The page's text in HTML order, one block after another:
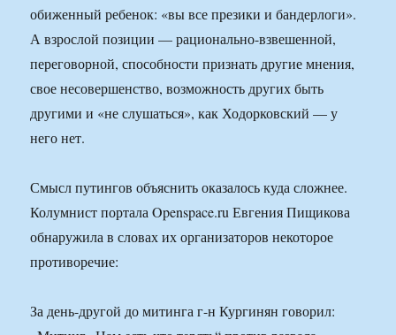
обиженный ребенок: «вы все презики и бандерлоги».
А взрослой позиции — рационально-взвешенной,
переговорной, способности признать другие мнения,
свое несовершенство, возможность других быть
другими и «не слушаться», как Ходорковский — у
него нет.
Смысл путингов объяснить оказалось куда сложнее.
Колумнист портала Openspace.ru Евгения Пищикова
обнаружила в словах их организаторов некоторое
противоречие:
За день-другой до митинга г-н Кургинян говорил: